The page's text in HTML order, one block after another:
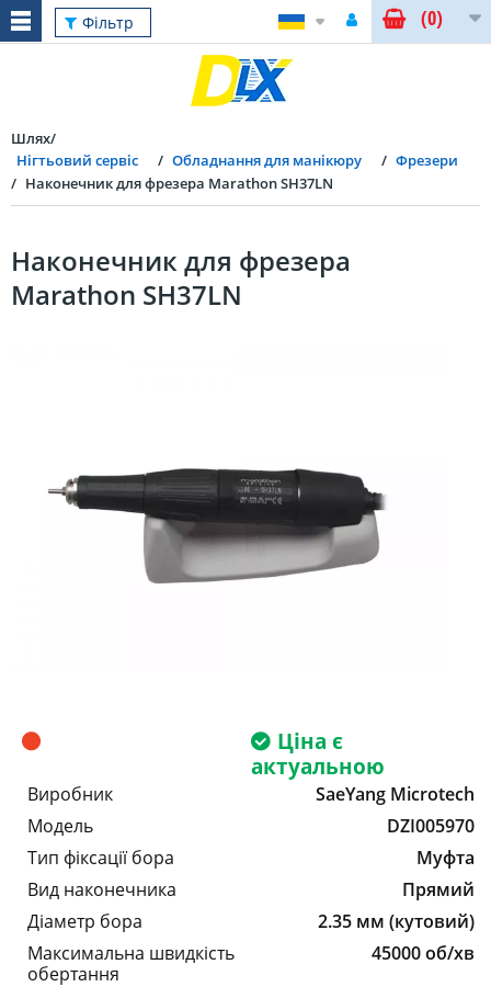
Фільтр (0)
Шлях
Нігтьовий сервіс
Обладнання для манікюру
Фрезери
Наконечник для фрезера Marathon SH37LN
Наконечник для фрезера
Marathon SH37LN
Ціна є
актуальною
Виробник
SaeYang Microtech
Модель
DZI005970
Тип фіксації бора
Муфта
Вид наконечника
Прямий
Діаметр бора
2.35 мм (кутовий)
Максимальна швидкість
обертання
45000 об/хв